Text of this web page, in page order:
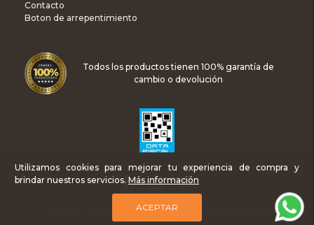
Contacto
Boton de arrepentimiento
Todos los productos tienen 100% garantía de
cambio o devolución
© 2026 - Todos los Derechos Reservados - DeliMart
Utilizamos cookies para mejorar tu experiencia de compra y
brindar nuestros servicios. Más información
ACEPTAR